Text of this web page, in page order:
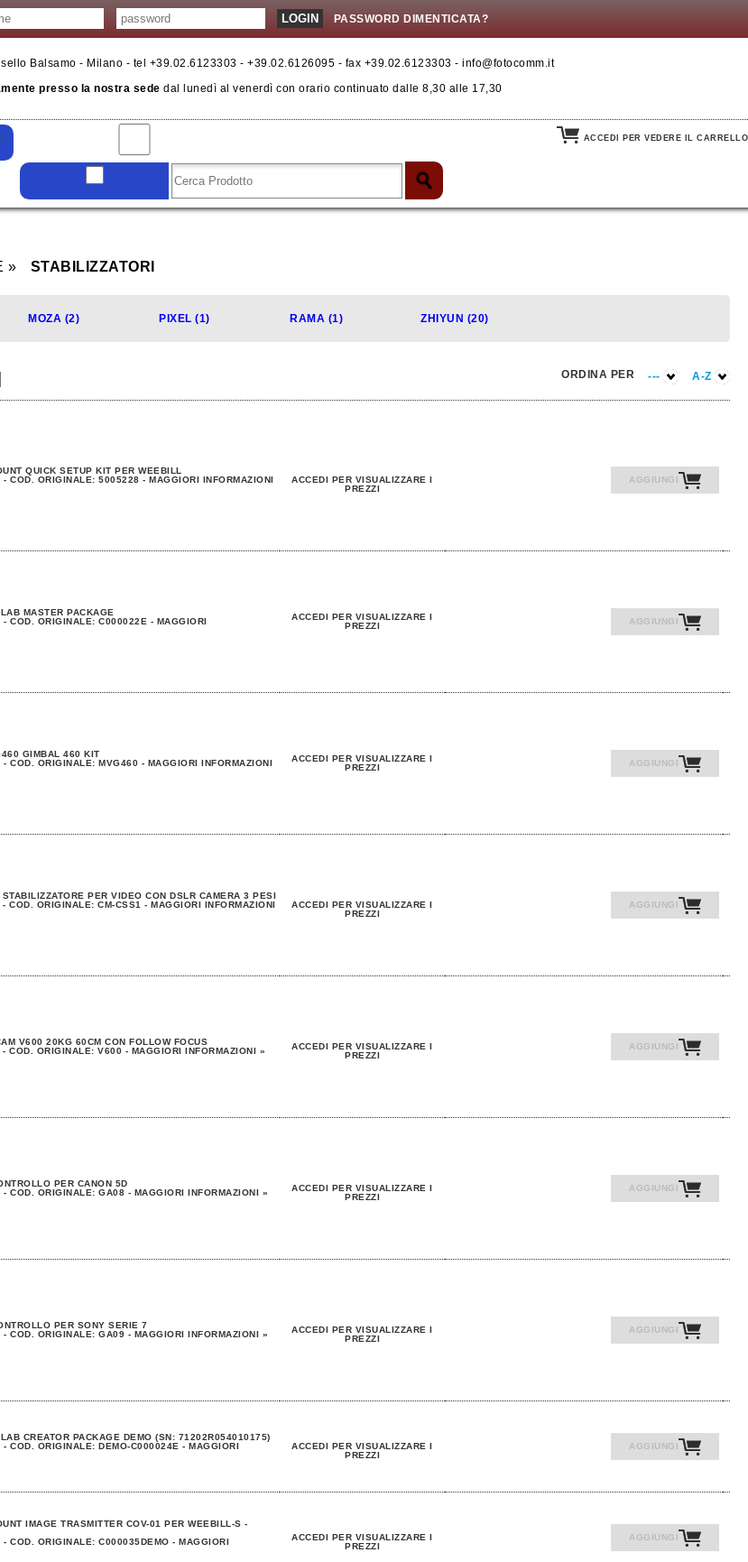
PASSWORD DIMENTICATA?
Balsamo - Milano - tel +39.02.6123303 - +39.02.6126095 - fax +39.02.6123303 - info@fotocomm.it
presso la nostra sede dal lunedì al venerdì con orario continuato dalle 8,30 alle 17,30
ACCEDI PER VEDERE IL CARRELLO
STABILIZZATORI
MOZA (2) PIXEL (1) RAMA (1) ZHIYUN (20)
ORDINA PER --- A-Z
QUICK SETUP KIT PER WEEBILL
COD. ORIGINALE: 5005228 - MAGGIORI INFORMAZIONI
ACCEDI PER VISUALIZZARE I
PREZZI
AGGIUNGI
MASTER PACKAGE
COD. ORIGINALE: C000022E - MAGGIORI
ACCEDI PER VISUALIZZARE I
PREZZI
AGGIUNGI
GIMBAL 460 KIT
COD. ORIGINALE: MVG460 - MAGGIORI INFORMAZIONI
ACCEDI PER VISUALIZZARE I
PREZZI
AGGIUNGI
PER VIDEO CON DSLR CAMERA 3 PESI
COD. ORIGINALE: CM-CSS1 - MAGGIORI INFORMAZIONI
ACCEDI PER VISUALIZZARE I
PREZZI
AGGIUNGI
V600 20KG 60CM CON FOLLOW FOCUS
COD. ORIGINALE: V600 - MAGGIORI INFORMAZIONI »
ACCEDI PER VISUALIZZARE I
PREZZI
AGGIUNGI
PER CANON 5D
COD. ORIGINALE: GA08 - MAGGIORI INFORMAZIONI »
ACCEDI PER VISUALIZZARE I
PREZZI
AGGIUNGI
PER SONY SERIE 7
COD. ORIGINALE: GA09 - MAGGIORI INFORMAZIONI »
ACCEDI PER VISUALIZZARE I
PREZZI
AGGIUNGI
CREATOR PACKAGE DEMO (SN: 71202R054010175)
COD. ORIGINALE: DEMO-C000024E - MAGGIORI
ACCEDI PER VISUALIZZARE I
PREZZI
AGGIUNGI
IMAGE TRASMITTER COV-01 PER WEEBILL-S -
COD. ORIGINALE: C000035DEMO - MAGGIORI
ACCEDI PER VISUALIZZARE I
PREZZI
AGGIUNGI